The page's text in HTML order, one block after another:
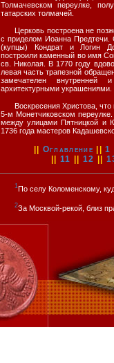
Толмачевском переулке,
татарских толмачей.
Церковь построена не
с приделом Иоанна Предтечи.
(купцы) Кондрат и Логин
построили каменный во имя
св. Николая. В 1770 году
левая часть трапезной
замечателен
архитектурными украшениями.
Воскресения Христова,
5-м Монетчиковском
между улицами Пятницкой и
1736 года мастеров
|| Оглавление ||1
||11 ||12 ||
1По селу Коломенскому,
2За Москвой-рекой, близ